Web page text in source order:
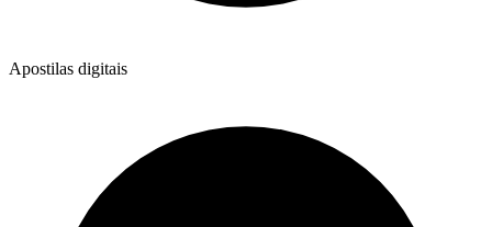
Apostilas digitais